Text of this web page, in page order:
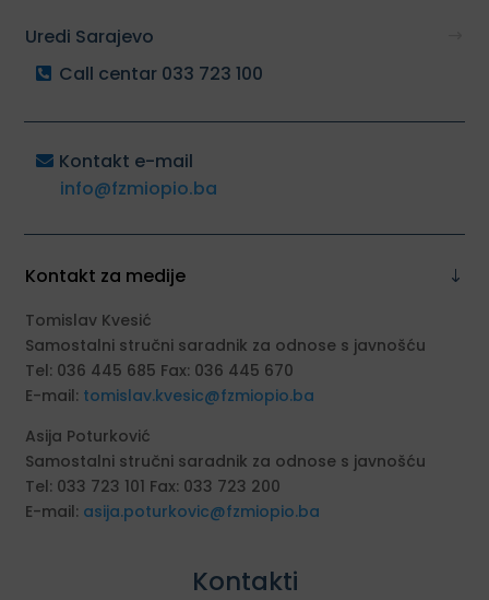
Uredi Sarajevo
Call centar 033 723 100
Kontakt e-mail
info@fzmiopio.ba
Kontakt za medije
Tomislav Kvesić
Samostalni stručni saradnik za odnose s javnošću
Tel: 036 445 685 Fax: 036 445 670
E-mail: tomislav.kvesic@fzmiopio.ba
Asija Poturković
Samostalni stručni saradnik za odnose s javnošću
Tel: 033 723 101 Fax: 033 723 200
E-mail: asija.poturkovic@fzmiopio.ba
Kontakti